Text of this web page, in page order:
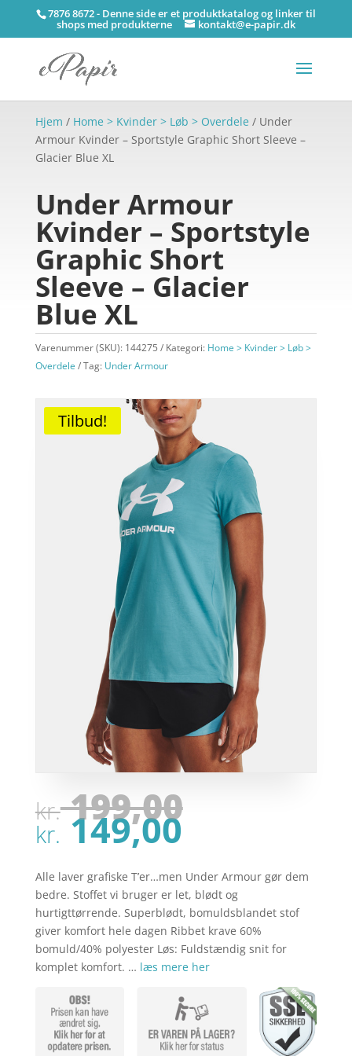
7876 8672 - Denne side er et produktkatalog og linker til
shops med produkterne kontakt@e-papir.dk
Hjem / Home > Kvinder > Løb > Overdele / Under
Armour Kvinder – Sportstyle Graphic Short Sleeve –
Glacier Blue XL
Under Armour
Kvinder – Sportstyle
Graphic Short
Sleeve – Glacier
Blue XL
Varenummer (SKU): 144275 Kategori: Home > Kvinder > Løb >
Overdele
Tag: Under Armour
Tilbud!
kr.199,00Den
var:
kr.
kr.149,00Den
pris
er:
kr.
Alle laver grafiske T’er…men Under Armour gør dem
bedre. Stoffet vi bruger er let, blødt og
hurtigttørrende. Superblødt, bomuldsblandet stof
giver komfort hele dagen Ribbet krave 60%
bomuld/40% polyester Løs: Fuldstændig snit for
komplet komfort. … læs mere her